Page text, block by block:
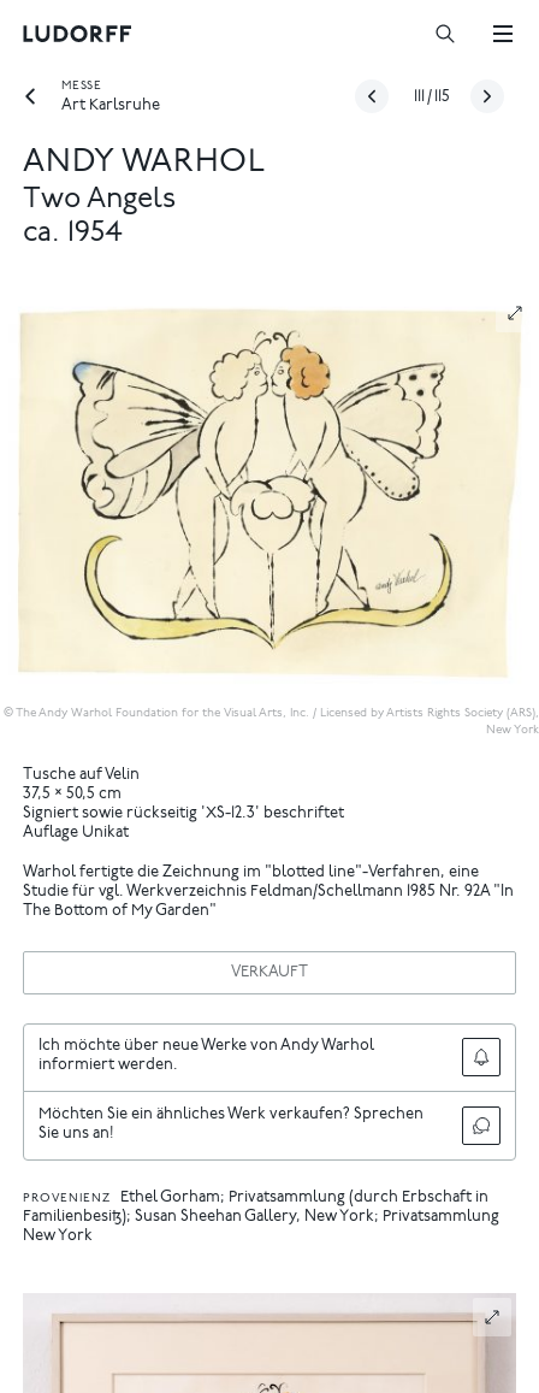
MESSE
Art Karlsruhe
/ 115
ANDY WARHOL
Two Angels
ca. 1954
© The Andy Warhol Foundation for the Visual Arts, Inc. / Licensed by Artists Rights Society (ARS),
New York
Tusche auf Velin
37,5 × 50,5 cm
Signiert sowie rückseitig 'XS-12.3' beschriftet
Auflage Unikat
Warhol fertigte die Zeichnung im "blotted line"-Verfahren, eine
Studie für vgl. Werkverzeichnis Feldman/Schellmann 1985 Nr. 92A "In
The Bottom of My Garden"
VERKAUFT
Ich möchte über neue Werke von Andy Warhol
informiert werden.
Möchten Sie ein ähnliches Werk verkaufen? Sprechen
Sie uns an!
PROVENIENZ
Ethel Gorham; Privatsammlung (durch Erbschaft in
Familienbesitz); Susan Sheehan Gallery, New York; Privatsammlung
New York